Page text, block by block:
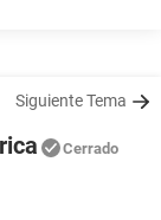
Siguiente Tema
Cerrado